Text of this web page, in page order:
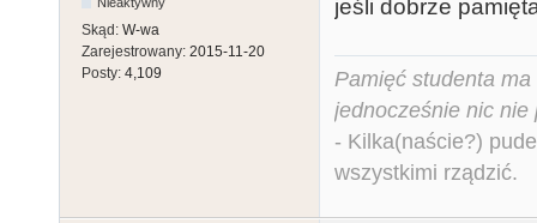
Skąd: W-wa
Zarejestrowany: 2015-11-20
Posty: 4,109
jeśli dobrze
Pamięć studenta
jednocześnie nic nie
- Kilka(naście?)
wszystkimi rządzić.